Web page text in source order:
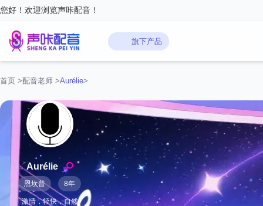
您好！欢迎浏览声咔配音！
旗下产品
首页 >配音老师 >‌Aurélie‌>
‌Aurélie‌
恩坎普 8年
激情，轻快，自然